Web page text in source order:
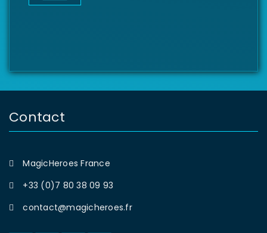
Contact
MagicHeroes France
+33 (0)7 80 38 09 93
contact@magicheroes.fr